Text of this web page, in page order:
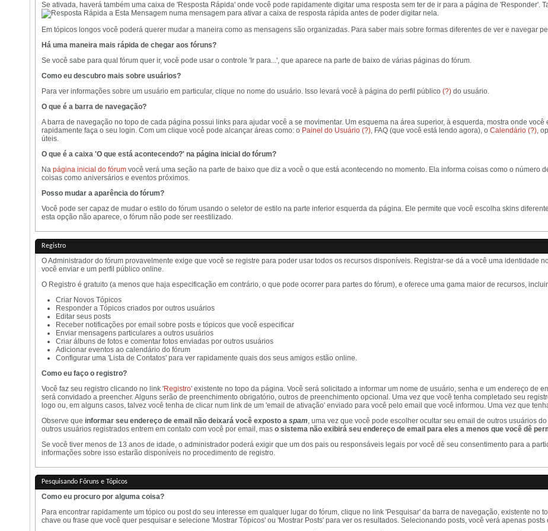
Se ativada, haverá também uma caixa de 'Resposta Rápida' onde você pode rapidamente digitar uma resposta sem ter de ir para a página de 'Responder'.
numa mensagem para ativar a caixa de resposta rápida antes de poder digitar nela.
Em tópicos longos você poderá querer mudar a maneira como as mensagens são organizadas. Para saber mais sobre formas diferentes de ver e navegar
Há uma maneira mais rápida de chegar aos fóruns?
Se você sabe para qual fórum quer ir, você pode usar o controle 'Ir para...', que aparece na parte de baixo de várias páginas do fórum.
Como eu descubro mais sobre usuários?
Para ver informações sobre um usuário em particular, clique no nome do usuário. Isso levará você à página do perfil público (?) do usuário.
O que é a barra de navegação?
A barra de navegação no topo de cada página possui links para ajudar você a se movimentar. Um esquema na área superior, à esquerda, mostra onde
rapidamente faça o seu login. Com um clique você pode alcançar áreas como: o Painel do Usuário (?), FAQ (que você está lendo agora), o Calendário (?),
úteis.
O que é a caixa 'O que está acontecendo?' na página inicial do fórum?
Na página inicial do fórum você verá uma seção na parte de baixo que diz a você o que está acontecendo no momento. Ela informa coisas como o número
coisas como aniversários e eventos próximos.
Posso mudar a aparência do fórum?
Você pode ser capaz de mudar o estilo do fórum usando o seletor de estilo na parte inferior esquerda da página. Ele permite que você escolha skins
esta opção não aparece, o fórum não pode ser reestilizado.
Registro
O Administrador do fórum provavelmente exige que você se registre para poder usar todos os recursos disponíveis. Registrar-se dá a você uma identidade
você enviar e um perfil público online.
O Registro é gratuito (a menos que haja especificação em contrário, o que pode ocorrer para partes do fórum), e oferece uma gama maior de recursos,
Criar Novos Tópicos
Responder a Tópicos criados por outros usuários
Editar seus posts
Receber notificações por email sobre posts e tópicos que você especificar
Enviar mensagens particulares a outros usuários
Criar álbuns de fotos e comentar fotos enviadas por outros usuários
Adicionar eventos ao calendário do fórum
Configurar uma 'Lista de Contatos' para ver rapidamente quais dos seus amigos estão online.
Como eu faço o registro?
Você faz seu registro clicando no link 'Registro' existente no topo da página. Você será solicitado a informar um nome de usuário, senha e um endereço de
será convidado a preencher. Alguns serão de preenchimento obrigatório, outros de preenchimento opcional. Uma vez que você tenha completado seu
logo ou, em alguns casos, talvez você tenha de clicar num link de um 'email de ativação' enviado para você pelo email que você informou. Uma vez que
Observe que informar seu endereço de email não deixará você exposto a spam, uma vez que você pode escolher ocultar seu email de outros usuários
outros usuários registrados entrem em contato com você por email, mas o sistema não exibirá seu endereço de email para eles a menos que você dê
Se você tiver menos de 13 anos de idade, o administrador poderá exigir que um dos pais ou responsáveis legais por você dê seu consentimento para a
informações sobre isso estarão disponíveis no procedimento de registro.
Pesquisando Fóruns e Tópicos
Como eu procuro por alguma coisa?
Para encontrar rapidamente um tópico ou post do seu interesse em qualquer lugar do fórum, clique no link 'Pesquisar' da barra de navegação, existente no
chave ou frase que você quer pesquisar e selecione 'Mostrar Tópicos' ou 'Mostrar Posts' para ver os resultados. Selecionando posts, você verá apenas